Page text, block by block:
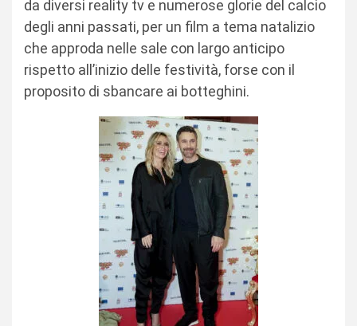
da diversi reality tv e numerose glorie del calcio
degli anni passati, per un film a tema natalizio
che approda nelle sale con largo anticipo
rispetto all’inizio delle festività, forse con il
proposito di sbancare ai botteghini.